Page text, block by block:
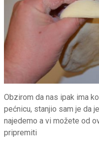
Obzirom da nas ipak ima
pećnicu, stanjio sam je da
najedemo a vi možete od
pripremiti